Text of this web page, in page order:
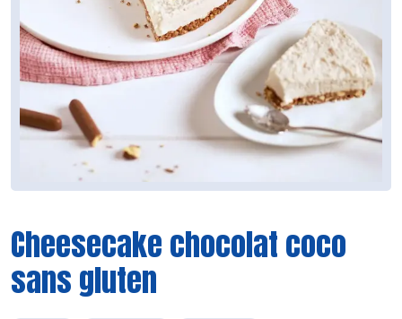
Cheesecake chocolat coco
sans gluten